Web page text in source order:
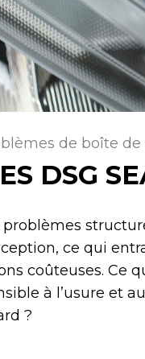
de boîte de
DSG
problèmes
ce qui
coûteuses. Ce
à l’usure et
?